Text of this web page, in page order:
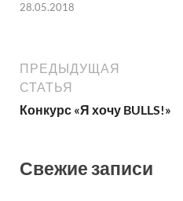
28.05.2018
ПРЕДЫДУЩАЯ
СТАТЬЯ
Конкурс «Я хочу BULLS!»
Свежие записи